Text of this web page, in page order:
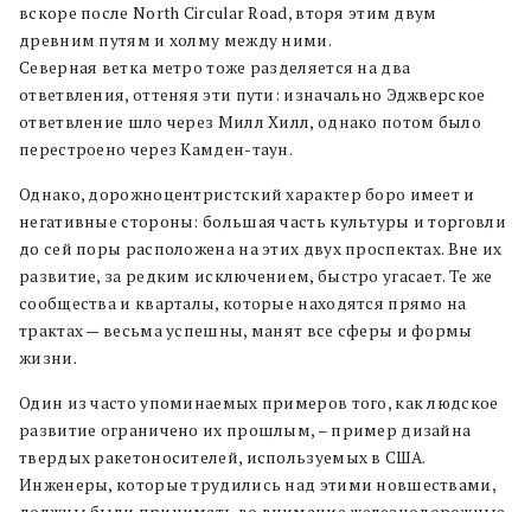
вскоре после North Circular Road, вторя этим двум
древним путям и холму между ними.
Северная ветка метро тоже разделяется на два
ответвления, оттеняя эти пути: изначально Эджверское
ответвление шло через Милл Хилл, однако потом было
перестроено через Камден-таун.
Однако, дорожноцентристский характер боро имеет и
негативные стороны: большая часть культуры и торговли
до сей поры расположена на этих двух проспектах. Вне их
развитие, за редким исключением, быстро угасает. Те же
сообщества и кварталы, которые находятся прямо на
трактах — весьма успешны, манят все сферы и формы
жизни.
Один из часто упоминаемых примеров того, как людское
развитие ограничено их прошлым, – пример дизайна
твердых ракетоносителей, используемых в США.
Инженеры, которые трудились над этими новшествами,